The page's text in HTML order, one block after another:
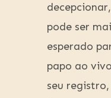
pode ser
esperado
papo ao
seu